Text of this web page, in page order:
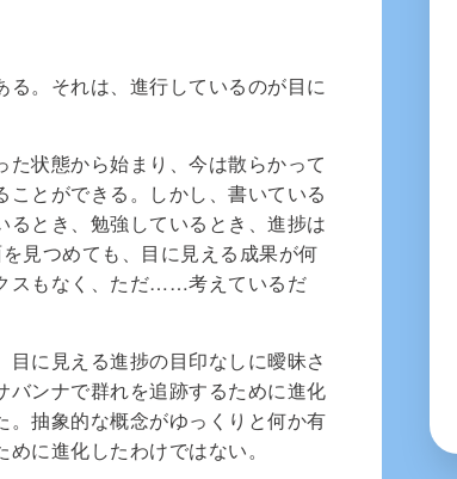
。それは、進行しているのが目に
状態から始まり、今は散らかって
とができる。しかし、書いている
とき、勉強しているとき、進捗は
見つめても、目に見える成果が何
スもなく、ただ……考えているだ
に見える進捗の目印なしに曖昧さ
ンナで群れを追跡するために進化
。抽象的な概念がゆっくりと何か有
に進化したわけではない。